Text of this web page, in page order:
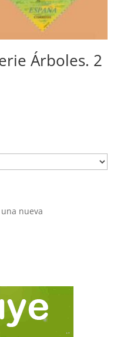
Árboles. 2
nueva